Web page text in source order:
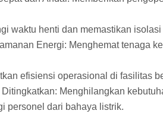
waktu henti dan memastikan
Energi: Menghemat tenaga
efisiensi operasional di fasilitas
Menghilangkan
personel dari bahaya listrik.